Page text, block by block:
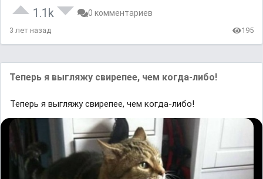
1.1k 0 комментариев
3 лет назад 195
Теперь я выгляжу свирепее, чем когда-либо!
Теперь я выгляжу свирепее, чем когда-либо!